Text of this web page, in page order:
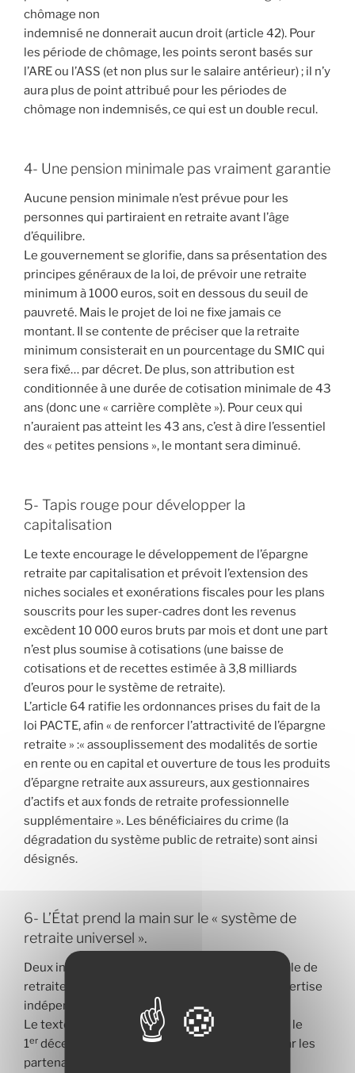
chômage non
indemnisé ne donnerait aucun droit (article 42). Pour
les période de chômage, les points seront basés sur
l’ARE ou l’ASS (et non plus sur le salaire antérieur) ; il n’y
aura plus de point attribué pour les périodes de
chômage non indemnisés, ce qui est un double recul.
4- Une pension minimale pas vraiment garantie
Aucune pension minimale n’est prévue pour les
personnes qui partiraient en retraite avant l’âge
d’équilibre.
Le gouvernement se glorifie, dans sa présentation des
principes généraux de la loi, de prévoir une retraite
minimum à 1000 euros, soit en dessous du seuil de
pauvreté. Mais le projet de loi ne fixe jamais ce
montant. Il se contente de préciser que la retraite
minimum consisterait en un pourcentage du SMIC qui
sera fixé… par décret. De plus, son attribution est
conditionnée à une durée de cotisation minimale de 43
ans (donc une « carrière complète »). Pour ceux qui
n’auraient pas atteint les 43 ans, c’est à dire l’essentiel
des « petites pensions », le montant sera diminué.
5- Tapis rouge pour développer la
capitalisation
Le texte encourage le développement de l’épargne
retraite par capitalisation et prévoit l’extension des
niches sociales et exonérations fiscales pour les plans
souscrits pour les super-cadres dont les revenus
excèdent 10 000 euros bruts par mois et dont une part
n’est plus soumise à cotisations (une baisse de
cotisations et de recettes estimée à 3,8 milliards
d’euros pour le système de retraite).
L’article 64 ratifie les ordonnances prises du fait de la
loi PACTE, afin « de renforcer l’attractivité de l’épargne
retraite » :« assouplissement des modalités de sortie
en rente ou en capital et ouverture de tous les produits
d’épargne retraite aux assureurs, aux gestionnaires
d’actifs et aux fonds de retraite professionnelle
supplémentaire ». Les bénéficiaires du crime (la
dégradation du système public de retraite) sont ainsi
désignés.
6- L’État prend la main sur le « système de
retraite universel ».
Deux institutions sont créées : la Caisse nationale de
retraite universelle (CNRU) et un « Comité d’expertise
indépendant des retraites ».
Le texte prévoit que la CNUR, mise en place dés le
1er décembre 2020, sera gérée paritairement par les
partenaires sociaux : les administrateurs